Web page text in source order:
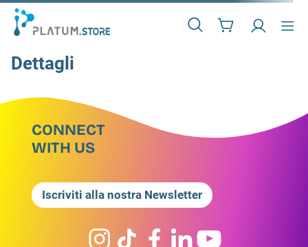
Dettagli
CONNECT
WITH US
Iscriviti alla nostra Newsletter